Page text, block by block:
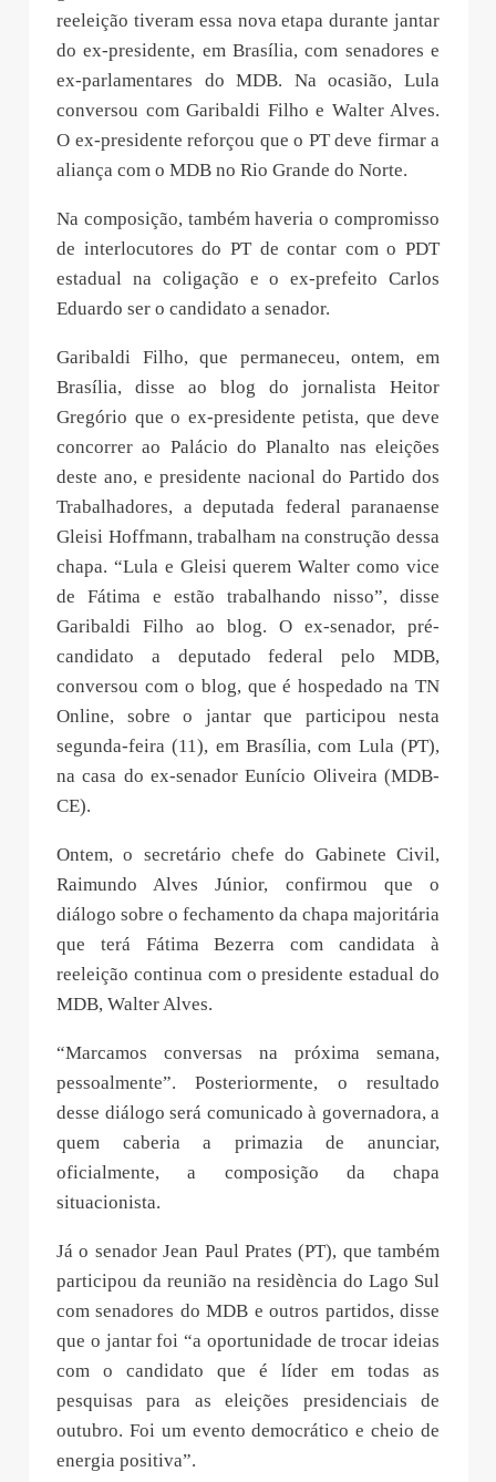
reeleição tiveram essa nova etapa durante jantar
do ex-presidente, em Brasília, com senadores e
ex-parlamentares do MDB. Na ocasião, Lula
conversou com Garibaldi Filho e Walter Alves.
O ex-presidente reforçou que o PT deve firmar a
aliança com o MDB no Rio Grande do Norte.
Na composição, também haveria o compromisso
de interlocutores do PT de contar com o PDT
estadual na coligação e o ex-prefeito Carlos
Eduardo ser o candidato a senador.
Garibaldi Filho, que permaneceu, ontem, em
Brasília, disse ao blog do jornalista Heitor
Gregório que o ex-presidente petista, que deve
concorrer ao Palácio do Planalto nas eleições
deste ano, e presidente nacional do Partido dos
Trabalhadores, a deputada federal paranaense
Gleisi Hoffmann, trabalham na construção dessa
chapa. “Lula e Gleisi querem Walter como vice
de Fátima e estão trabalhando nisso”, disse
Garibaldi Filho ao blog. O ex-senador, pré-
candidato a deputado federal pelo MDB,
conversou com o blog, que é hospedado na TN
Online, sobre o jantar que participou nesta
segunda-feira (11), em Brasília, com Lula (PT),
na casa do ex-senador Eunício Oliveira (MDB-
CE).
Ontem, o secretário chefe do Gabinete Civil,
Raimundo Alves Júnior, confirmou que o
diálogo sobre o fechamento da chapa majoritária
que terá Fátima Bezerra com candidata à
reeleição continua com o presidente estadual do
MDB, Walter Alves.
“Marcamos conversas na próxima semana,
pessoalmente”. Posteriormente, o resultado
desse diálogo será comunicado à governadora, a
quem caberia a primazia de anunciar,
oficialmente, a composição da chapa
situacionista.
Já o senador Jean Paul Prates (PT), que também
participou da reunião na residència do Lago Sul
com senadores do MDB e outros partidos, disse
que o jantar foi “a oportunidade de trocar ideias
com o candidato que é líder em todas as
pesquisas para as eleições presidenciais de
outubro. Foi um evento democrático e cheio de
energia positiva”.